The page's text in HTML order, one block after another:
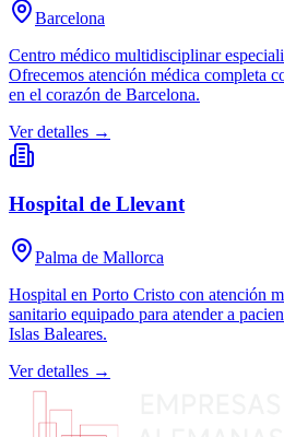
Barcelona
Centro médico multidisciplinar
Ofrecemos atención médica completa
en el corazón de Barcelona.
Ver detalles →
Hospital de Llevant
Palma de Mallorca
Hospital en Porto Cristo con atención
sanitario equipado para atender a
Islas Baleares.
Ver detalles →